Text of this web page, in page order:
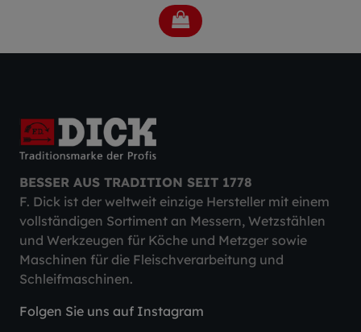
BESSER AUS TRADITION SEIT 1778
F. Dick ist der weltweit einzige Hersteller mit einem
vollständigen Sortiment an Messern, Wetzstählen
und Werkzeugen für Köche und Metzger sowie
Maschinen für die Fleischverarbeitung und
Schleifmaschinen.
Folgen Sie uns auf Instagram